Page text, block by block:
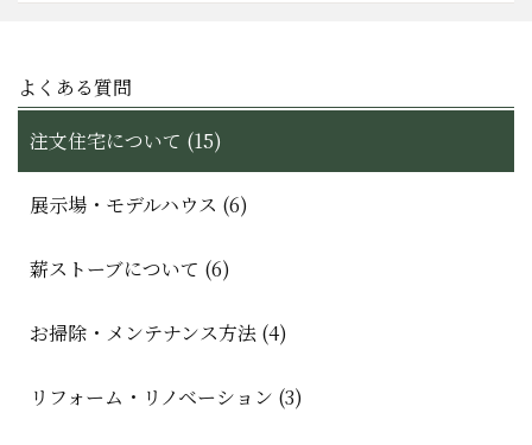
よくある質問
注文住宅について (15)
展示場・モデルハウス (6)
薪ストーブについて (6)
お掃除・メンテナンス方法 (4)
リフォーム・リノベーション (3)